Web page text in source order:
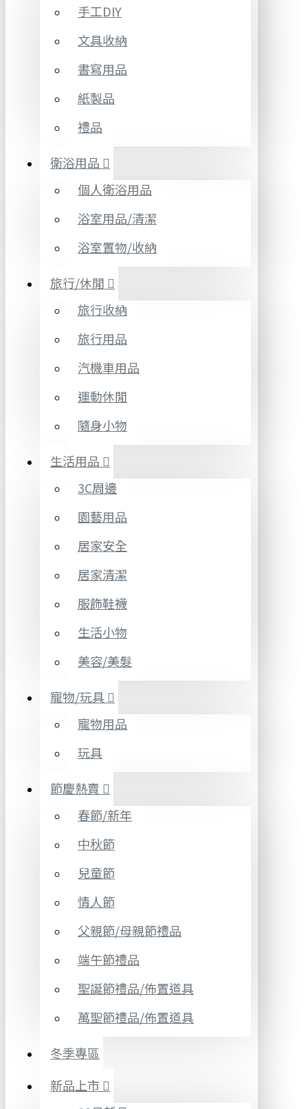
手工DIY
文具收納
書寫用品
紙製品
禮品
衛浴用品
個人衛浴用品
浴室用品/清潔
浴室置物/收納
旅行/休閒
旅行收納
旅行用品
汽機車用品
運動休閒
隨身小物
生活用品
3C周邊
園藝用品
居家安全
居家清潔
服飾鞋襪
生活小物
美容/美髮
寵物/玩具
寵物用品
玩具
節慶熱賣
春節/新年
中秋節
兒童節
情人節
父親節/母親節禮品
端午節禮品
聖誕節禮品/佈置道具
萬聖節禮品/佈置道具
冬季專區
新品上市